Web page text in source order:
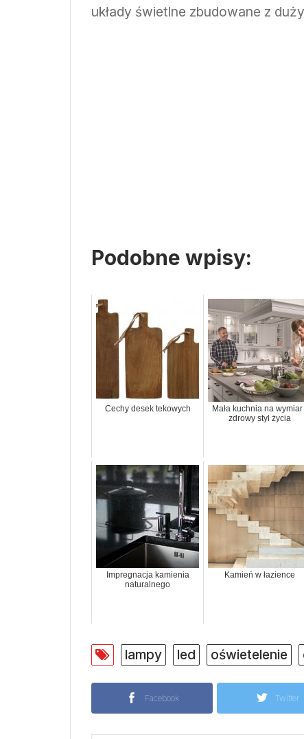
układy świetlne zbudowane z
Podobne wpisy:
Cechy desek tekowych
Mała kuchnia na wymiar
zdrowy styl życia
Impregnacja kamienia
naturalnego
Kamień w łazience
lampy led oświetelenie
Facebook Twitter